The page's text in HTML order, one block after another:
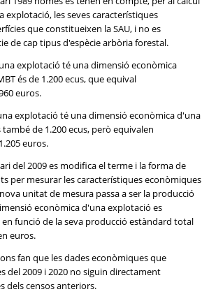
explotació, les seves característiques
que constitueixen la SAU, i no es
de cap tipus d'espècie arbòria forestal.
explotació té una dimensió econòmica
és de 1.200 ecus, que equival
euros.
explotació té una dimensió econòmica d'una
també de 1.200 ecus, però equivalen
euros.
del 2009 es modifica el terme i la forma de
per mesurar les característiques econòmiques
unitat de mesura passa a ser la producció
econòmica d'una explotació es
funció de la seva producció estàndard total
euros.
fan que les dades econòmiques que
del 2009 i 2020 no siguin directament
dels censos anteriors.